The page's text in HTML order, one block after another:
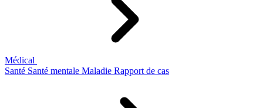
Médical
Santé Santé mentale Maladie Rapport de cas